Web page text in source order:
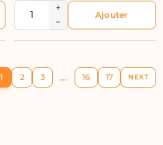
+
−
1 2 3 … 16 17 NEXT